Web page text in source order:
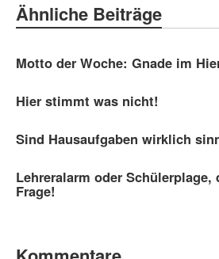
Ähnliche Beiträge
Motto der Woche: Gnade im
Hier stimmt was nicht!
Sind Hausaufgaben wirklich
Lehreralarm oder
Frage!